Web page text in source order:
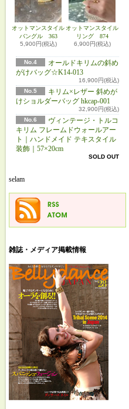
オットマンスタイル
バングル 363
5,900円(税込)
オットマンスタイル
リング 874
6,900円(税込)
No.4
オールドキリムの斜め
がけバッグ☆K14-013
16,900円(税込)
No.5
キリム×レザー 斜めが
けショルダーバッグ hkcap-001
32,900円(税込)
No.6
ヴィンテージ・トルコ
キリム フレームドウォールアー
ト｜ハンドメイド テキスタイル
装飾｜57×20cm
SOLD OUT
selam
雑誌・メディア掲載情報